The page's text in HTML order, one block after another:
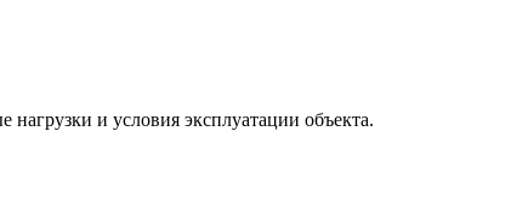
и условия эксплуатации объекта.